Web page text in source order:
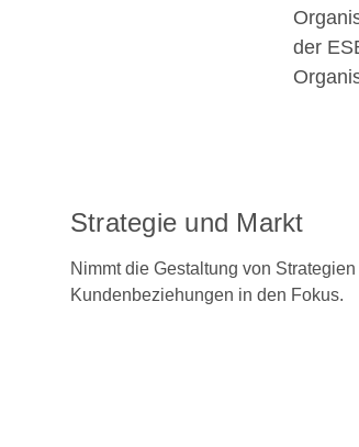
der
Strategie und Markt
Nimmt die Gestaltung von Strategien
Kundenbeziehungen in den Fokus.